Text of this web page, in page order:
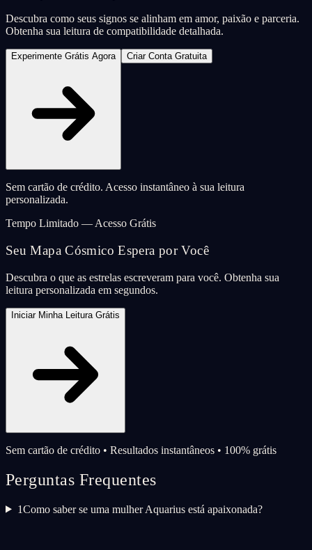
Descubra como seus signos se alinham em amor, paixão e parceria.
Obtenha sua leitura de compatibilidade detalhada.
Experimente Grátis Agora Criar Conta Gratuita
Sem cartão de crédito. Acesso instantâneo à sua leitura
personalizada.
Tempo Limitado — Acesso Grátis
Seu Mapa Cósmico Espera por Você
Descubra o que as estrelas escreveram para você. Obtenha sua
leitura personalizada em segundos.
Iniciar Minha Leitura Grátis
Sem cartão de crédito • Resultados instantâneos • 100% grátis
Perguntas Frequentes
1Como saber se uma mulher Aquarius está apaixonada?